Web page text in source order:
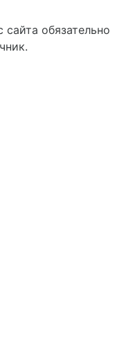
обязательно